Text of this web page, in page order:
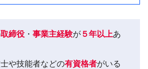
取締役・ 事業主経験が５年以上あ
や技能者などの有資格者がいる